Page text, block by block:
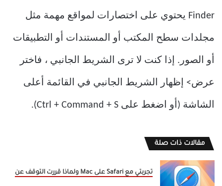
Finder يحتوي على اختصارات لمواقع مهمة مثل
مجلدات سطح المكتب أو المستندات أو التطبيقات
أو الصور. إذا كنت لا ترى الشريط الجانبي ، فاختر
عرض> إظهار الشريط الجانبي في القائمة أعلى
الشاشة (أو اضغط على Ctrl + Command + S).
مقالات ذات صلة
تجربتي مع Safari على Mac ولماذا قررت التوقف عن